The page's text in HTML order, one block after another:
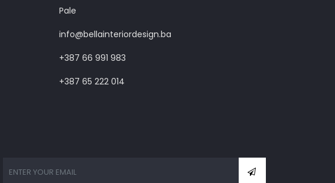
Pale
info@bellainteriordesign.ba
+387 66 991 983
+387 65 222 014